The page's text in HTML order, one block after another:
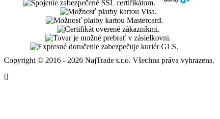
Copyright © 2016 - 2026 NajTrade s.r.o. Všechna práva vyhrazena.